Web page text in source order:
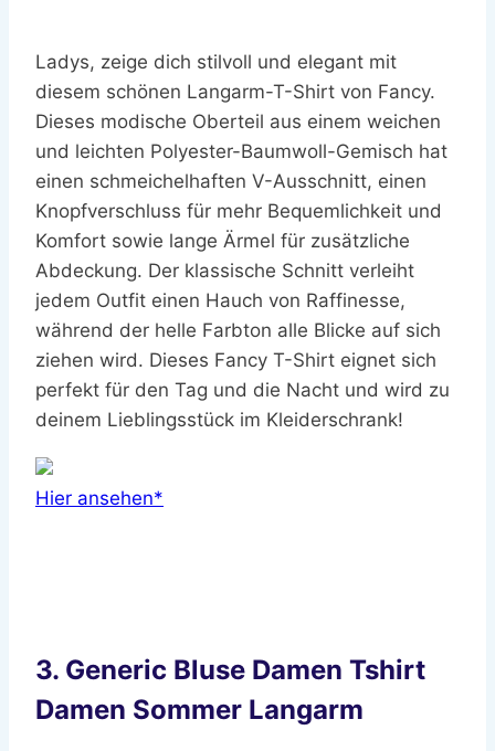
Ladys, zeige dich stilvoll und elegant mit
diesem schönen Langarm-T-Shirt von Fancy.
Dieses modische Oberteil aus einem weichen
und leichten Polyester-Baumwoll-Gemisch hat
einen schmeichelhaften V-Ausschnitt, einen
Knopfverschluss für mehr Bequemlichkeit und
Komfort sowie lange Ärmel für zusätzliche
Abdeckung. Der klassische Schnitt verleiht
jedem Outfit einen Hauch von Raffinesse,
während der helle Farbton alle Blicke auf sich
ziehen wird. Dieses Fancy T-Shirt eignet sich
perfekt für den Tag und die Nacht und wird zu
deinem Lieblingsstück im Kleiderschrank!
Hier ansehen*
3. Generic Bluse Damen Tshirt
Damen Sommer Langarm